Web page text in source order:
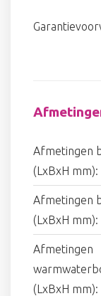
Afmetingen
(LxBxH mm):
Afmetingen
(LxBxH mm):
Afmetingen
(LxBxH mm):